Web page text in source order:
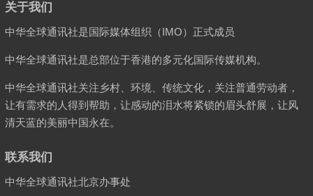
关于我们
中华全球通讯社是国际媒体组织（IMO）正式成员
中华全球通讯社是总部位于香港的多元化国际传媒机构。
中华全球通讯社关注乡村、环境、传统文化，关注普通劳动者，
让有需求的人得到帮助，让感动的泪水将紧锁的眉头舒展，让风
清天蓝的美丽中国永在。
联系我们
中华全球通讯社北京办事处